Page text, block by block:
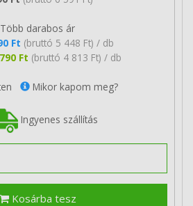
Több darabos ár
Ft (bruttó 5 448 Ft) / db
Ft (bruttó 4 813 Ft) / db
Mikor kapom meg?
Ingyenes szállítás
Kosárba tesz